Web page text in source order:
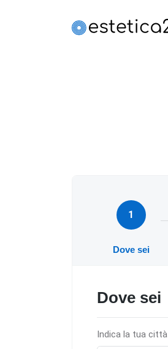
1
Dove sei
Dove sei
Indica la tua città